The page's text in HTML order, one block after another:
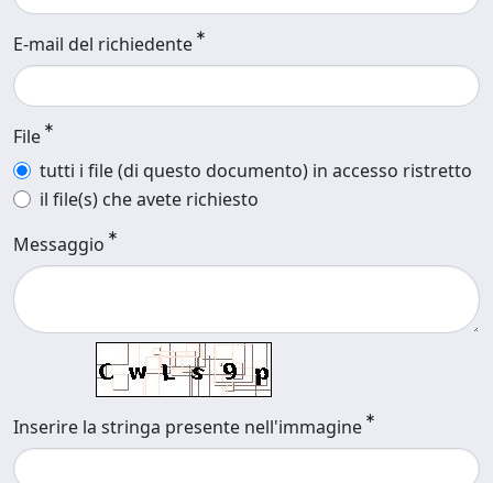
E-mail del richiedente
File
tutti i file (di questo documento) in accesso ristretto
il file(s) che avete richiesto
Messaggio
Inserire la stringa presente nell'immagine